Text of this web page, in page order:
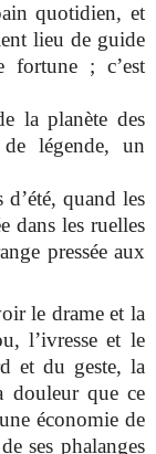
quotidien, et
lieu de guide
fortune ; c’est
la planète des
légende, un
quand les
dans les ruelles
pressée aux
le drame et la
l’ivresse et le
et du geste, la
douleur que ce
économie de
ses phalanges